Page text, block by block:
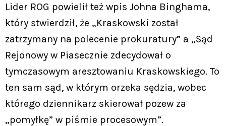
Lider ROG powielił też wpis Johna Binghama,
który stwierdził, że „Kraskowski został
zatrzymany na polecenie prokuratury” a „Sąd
Rejonowy w Piasecznie zdecydował o
tymczasowym aresztowaniu Kraskowskiego. To
ten sam sąd, w którym orzeka sędzia, wobec
którego dziennikarz skierował pozew za
„pomyłkę” w piśmie procesowym”.